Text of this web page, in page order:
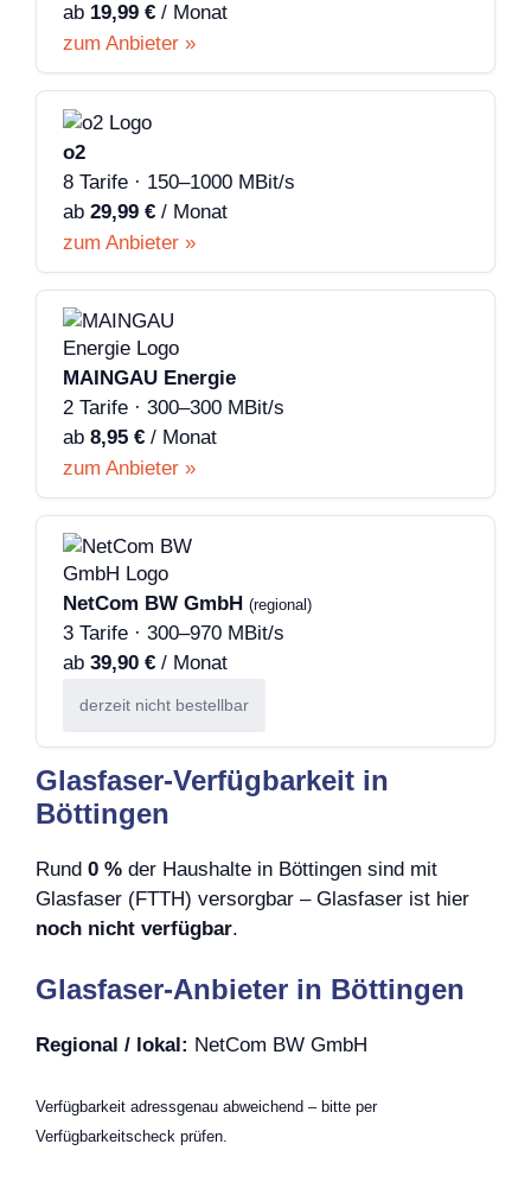
ab 19,99 € / Monat
zum Anbieter »
o2
8 Tarife · 150–1000 MBit/s
ab 29,99 € / Monat
zum Anbieter »
MAINGAU Energie
2 Tarife · 300–300 MBit/s
ab 8,95 € / Monat
zum Anbieter »
NetCom BW GmbH (regional)
3 Tarife · 300–970 MBit/s
ab 39,90 € / Monat
derzeit nicht bestellbar
Glasfaser-Verfügbarkeit in
Böttingen
Rund 0 % der Haushalte in Böttingen sind mit
Glasfaser (FTTH) versorgbar – Glasfaser ist hier
noch nicht verfügbar.
Glasfaser-Anbieter in Böttingen
Regional / lokal: NetCom BW GmbH
Verfügbarkeit adressgenau abweichend – bitte per
Verfügbarkeitscheck prüfen.